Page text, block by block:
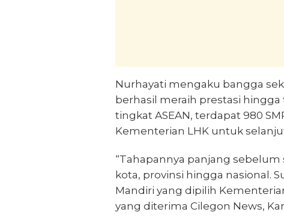
Nurhayati mengaku bangga
berhasil meraih prestasi hingga
tingkat ASEAN, terdapat 980
Kementerian LHK untuk
“Tahapannya panjang sebelum
kota, provinsi hingga nasional.
Mandiri yang dipilih
yang diterima Cilegon News,